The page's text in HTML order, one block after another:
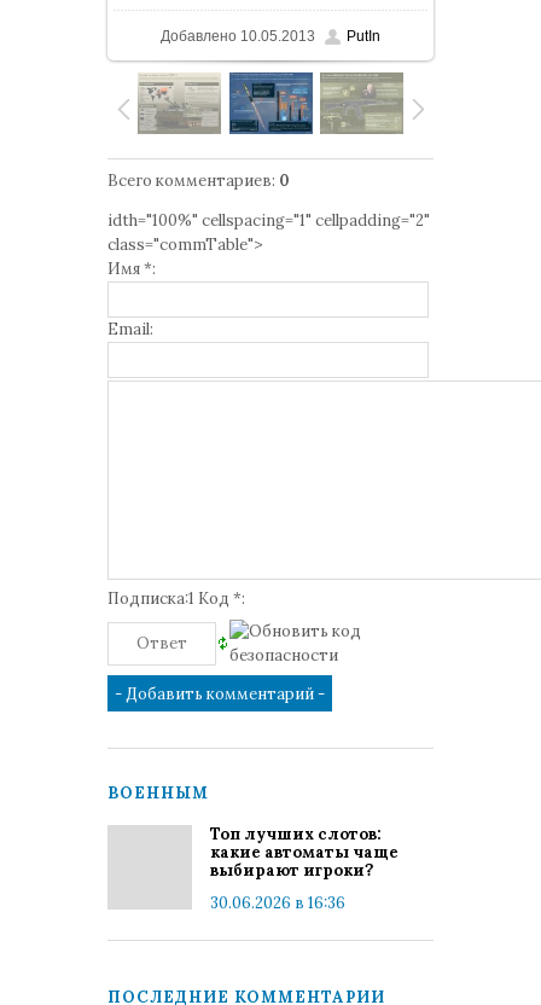
165.1Kb
Добавлено 10.05.2013 PutIn
Всего комментариев: 0
idth="100%" cellspacing="1" cellpadding="2"
class="commTable">
Имя *:
Email:
Подписка:1 Код *:
ВОЕННЫМ
Топ лучших слотов:
какие автоматы чаще
выбирают игроки?
30.06.2026 в 16:36
ПОСЛЕДНИЕ КОММЕНТАРИИ